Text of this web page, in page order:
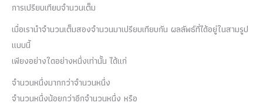
การเปรียบเทียบจำนวนเต็ม
เมื่อเรานำจำนวนเต็มสองจำนวนมาเปรียบเทียบกัน ผลลัพธ์ที่ได้อยู่ในสามรูป
แบบนี้
เพียงอย่างใดอย่างหนึ่งเท่านั้น ได้แก่
จำนวนหนึ่งมากกว่าจำนวนหนึ่ง
จำนวนหนึ่งน้อยกว่าอีกจำนวนหนึ่ง หรือ